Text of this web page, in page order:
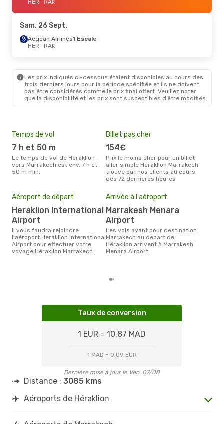
HER- RAK
Sam. 26 Sept.
Aegean Airlines1 Escale
HER- RAK
Les prix indiqués ci-dessous étaient disponibles au cours des
trois derniers jours pour la période spécifiée et ils ne doivent
pas être considérés comme le prix final offert. Veuillez noter
que la disponibilité et les prix sont susceptibles d’être modifiés.
Temps de vol
7 h et 50 m
Le temps de vol de Héraklion
vers Marrakech est env. 7 h et
50 m min.
Billet pas cher
154€
Prix le moins cher pour un billet
aller simple Héraklion Marrakech
trouvé par nos clients au cours
des 72 dernières heures
Aéroport de départ
Heraklion International
Airport
Il vous faudra rejoindre
l'aéroport Heraklion International
Airport pour effectuer votre
voyage Héraklion Marrakech .
Arrivée à l'aéroport
Marrakesh Menara
Airport
Les vols ayant pour destination
Marrakech au depart de
Héraklion arrivent à Marrakesh
Menara Airport
Taux de conversion
1 EUR = 10.87 MAD
1 MAD = 0.09 EUR
Dernière mise à jour le Ven. 07/08
Distance : 3085 kms
Aéroports de Héraklion